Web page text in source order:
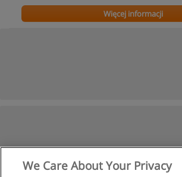
Więcej informacji
We Care About Your Privacy